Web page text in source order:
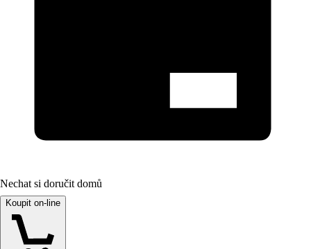
Nechat si doručit domů
Koupit on-line